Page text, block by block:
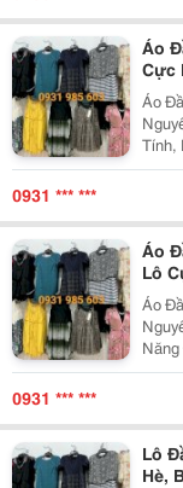
Áo
Cực
Áo
Tính,
Kiểu
0931 *** ***
Áo
Lô
Áo
Dạng
0931 *** ***
Lô
Hè,